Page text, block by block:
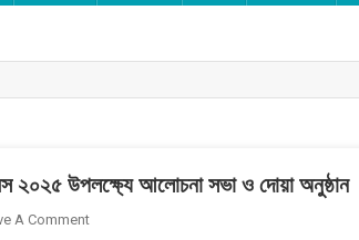
২০২৫ উপলক্ষ্যে আলোচনা সভা ও দোয়া অনুষ্ঠান
A CommentOn